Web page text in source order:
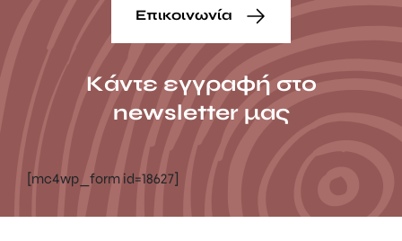
Επικοινωνία
Κάντε εγγραφή στο
newsletter μας
[mc4wp_form id=18627]